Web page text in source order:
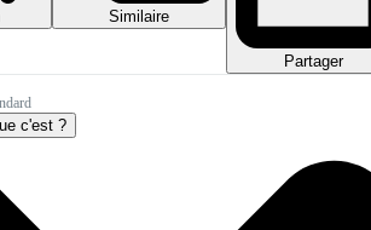
Similaire
Partager
c'est ?